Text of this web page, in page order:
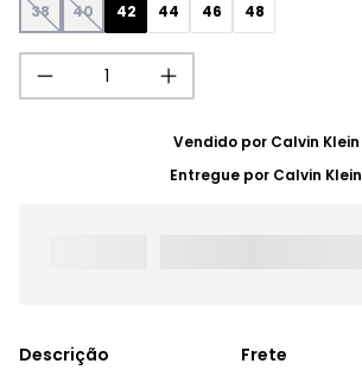
38 40 42 44 46 48
Vendido por Calvin Klein
Entregue por Calvin Klein
Frete